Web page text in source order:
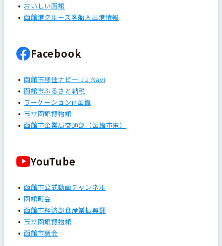
おいしい函館
函館港クルーズ客船入出港情報
Facebook
函館市移住ナビーIJU Navi
函館市ふるさと納税
ワーケーションin函館
市立函館博物館
函館市企業局交通部（函館市電）
YouTube
函館市公式動画チャンネル
函館町会
函館市経済部食産業振興課
市立函館博物館
函館市議会